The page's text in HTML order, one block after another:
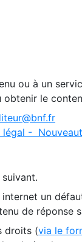
ou à un
le
-
un
de réponse
droits (via le